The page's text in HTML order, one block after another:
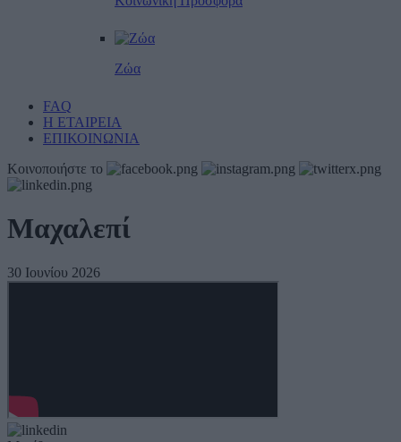
Ζώα
FAQ
Η ΕΤΑΙΡΕΙΑ
ΕΠΙΚΟΙΝΩΝΙΑ
Κοινοποιήστε το
Μαχαλεπί
30 Ιουνίου 2026